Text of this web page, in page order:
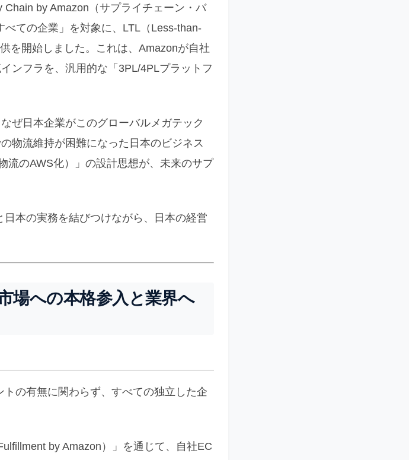
by Amazon（サプライチェーン・バ
ての企業」を対象に、LTL（Less-than-
を開始しました。これは、Amazonが自社
ンフラを、汎用的な「3PL/4PLプラットフ
ぜ日本企業がこのグローバルメガテック
物流維持が困難になった日本のビジネス
流のAWS化）」の設計思想が、未来のサプ
本の実務を結びつけながら、日本の経営
場への本格参入と業界へ
の有無に関わらず、すべての独立した企
by Amazon）」を通じて、自社EC